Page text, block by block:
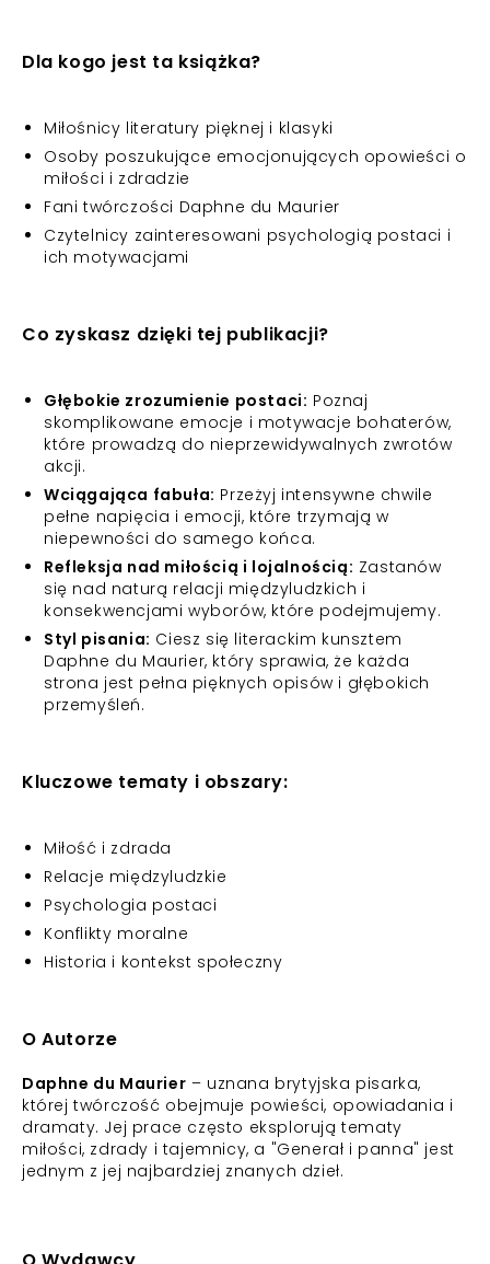
Dla kogo jest ta książka?
Miłośnicy literatury pięknej i klasyki
Osoby poszukujące emocjonujących opowieści o
miłości i zdradzie
Fani twórczości Daphne du Maurier
Czytelnicy zainteresowani psychologią postaci i
ich motywacjami
Co zyskasz dzięki tej publikacji?
Głębokie zrozumienie postaci: Poznaj
skomplikowane emocje i motywacje bohaterów,
które prowadzą do nieprzewidywalnych zwrotów
akcji.
Wciągająca fabuła: Przeżyj intensywne chwile
pełne napięcia i emocji, które trzymają w
niepewności do samego końca.
Refleksja nad miłością i lojalnością: Zastanów
się nad naturą relacji międzyludzkich i
konsekwencjami wyborów, które podejmujemy.
Styl pisania: Ciesz się literackim kunsztem
Daphne du Maurier, który sprawia, że każda
strona jest pełna pięknych opisów i głębokich
przemyśleń.
Kluczowe tematy i obszary:
Miłość i zdrada
Relacje międzyludzkie
Psychologia postaci
Konflikty moralne
Historia i kontekst społeczny
O Autorze
Daphne du Maurier – uznana brytyjska pisarka,
której twórczość obejmuje powieści, opowiadania i
dramaty. Jej prace często eksplorują tematy
miłości, zdrady i tajemnicy, a "Generał i panna" jest
jednym z jej najbardziej znanych dzieł.